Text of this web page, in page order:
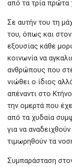
από τα τρία πρώτα
Σε αυτήν του τη
του, όπως και
εξουσίας κάθε
κοινωνία να
ανθρώπους που
νιώθει ο ίδιος
απέναντι στο
την ομερτά που
από τα χυδαία
για να αναδειχθούν
τιμωρηθούν τα
Συμπαράσταση